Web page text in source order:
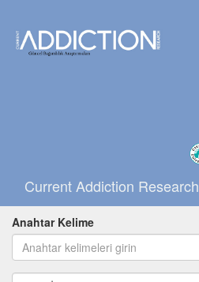
Current Addiction Research
Anahtar Kelime